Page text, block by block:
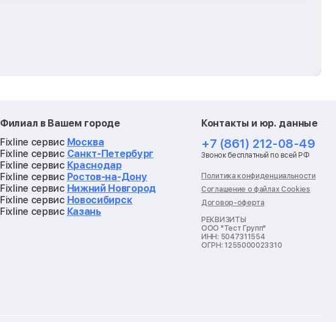
Филиал в Вашем городе
Fixline сервис Москва
Fixline сервис Санкт-Петербург
Fixline сервис Краснодар
Fixline сервис Ростов-на-Дону
Fixline сервис Нижний Новгород
Fixline сервис Новосибирск
Fixline сервис Казань
Контакты и юр. данные
+7 (861) 212-08-49
Звонок бесплатный по всей РФ
Политика конфиденциальности
Соглашение о файлах Cookies
Договор-оферта
РЕКВИЗИТЫ
ООО "Тест Групп"
ИНН: 5047311554
ОГРН: 1255000023310